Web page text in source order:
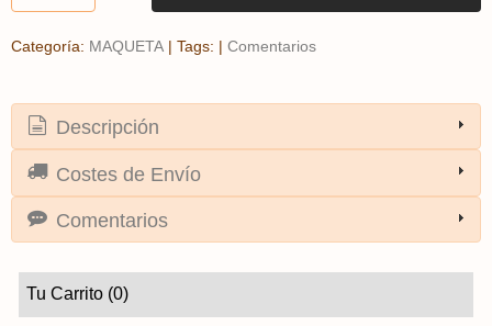
Tu Carrito (0)
Categoría: MAQUETA | Tags: | Comentarios
Descripción
Costes de Envío
Comentarios